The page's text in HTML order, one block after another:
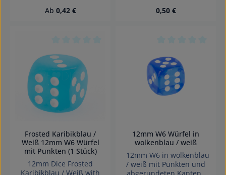
made in Germany
Erstickungsgefahr!
Regulärer Preis:
Ab 0,42 € Regulärer Preis:
0,50 €
Frosted Karibikblau /
Weiß 12mm W6 Würfel
mit Punkten (1 Stück)
12mm Dice Frosted
Karibikblau / Weiß with
12mm W6 Würfel in
wolkenblau / weiß
12mm W6 in wolkenblau
/ weiß mit Punkten und